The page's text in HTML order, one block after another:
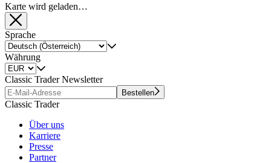
Karte wird geladen…
Sprache
Währung
Classic Trader Newsletter
Bestellen
Classic Trader
Über uns
Karriere
Presse
Partner